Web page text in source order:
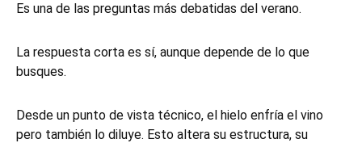
Es una de las preguntas más debatidas del verano.
La respuesta corta es sí, aunque depende de lo que
busques.
Desde un punto de vista técnico, el hielo enfría el vino
pero también lo diluye. Esto altera su estructura, su